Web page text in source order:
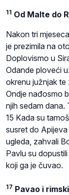
11 Od Malte do
Nakon tri
je prezimila na
Doplovismo u
Odande ploveći
okrenu južnjak
Ondje nađosmo
njih sedam dana.
15 Kada su
susret do
ugleda, zahvali
Pavlu su
koji ga je čuvao.
17 Pavao i